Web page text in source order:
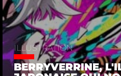
ILLUSTRATION
BERRYVERRINE,